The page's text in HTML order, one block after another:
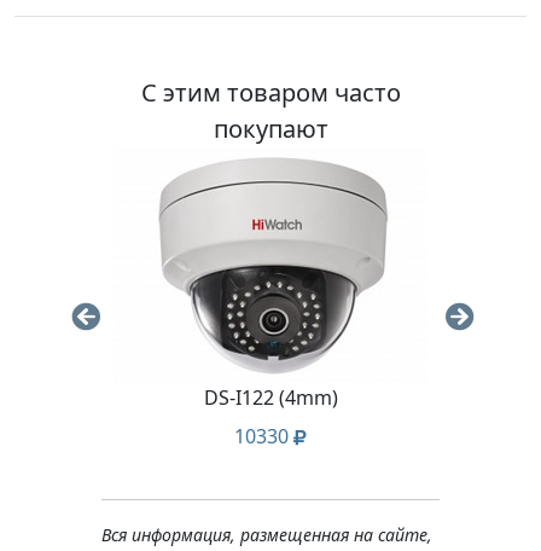
С этим товаром часто
покупают
DS-I122 (4mm)
10330
Вся информация, размещенная на сайте,